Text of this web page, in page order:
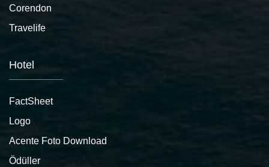
Corendon
Travelife
Hotel
FactSheet
Logo
Acente Foto Download
Ödüller